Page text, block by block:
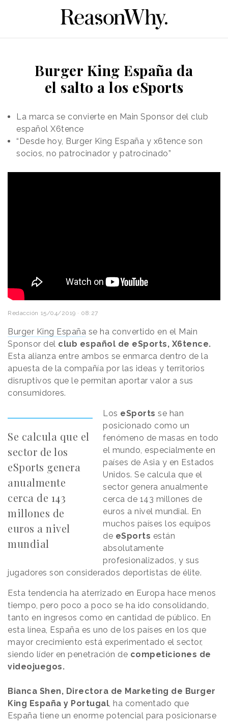
Burger King España da
el salto a los eSports
La marca se convierte en Main Sponsor del club
español X6tence
“Desde hoy, Burger King España y x6tence son
socios, no patrocinador y patrocinado”
Redacción 15/04/2019 · 08:27
Burger King España se ha convertido en el Main
Sponsor del club español de eSports, X6tence.
Esta alianza entre ambos se enmarca dentro de la
apuesta de la compañía por las ideas y territorios
disruptivos que le permitan aportar valor a sus
consumidores.
Se calcula que el
sector de los
eSports genera
anualmente
cerca de 143
millones de
euros a nivel
mundial
Los eSports se han
posicionado como un
fenómeno de masas en todo
el mundo, especialmente en
países de Asia y en Estados
Unidos. Se calcula que el
sector genera anualmente
cerca de 143 millones de
euros a nivel mundial. En
muchos países los equipos
de eSports están
absolutamente
profesionalizados, y sus
jugadores son considerados deportistas de élite.
Esta tendencia ha aterrizado en Europa hace menos
tiempo, pero poco a poco se ha ido consolidando,
tanto en ingresos como en cantidad de público. En
esta línea, España es uno de los países en los que
mayor crecimiento está experimentado el sector,
siendo líder en penetración de competiciones de
videojuegos.
Bianca Shen, Directora de Marketing de Burger
King España y Portugal, ha comentado que
España tiene un enorme potencial para posicionarse